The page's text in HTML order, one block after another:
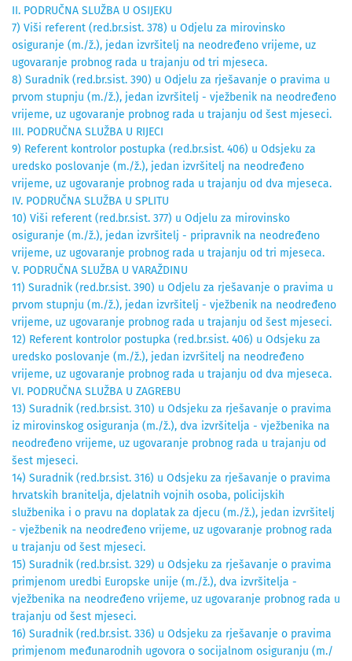
II. PODRUČNA SLUŽBA U OSIJEKU
7) Viši referent (red.br.sist. 378) u Odjelu za mirovinsko
osiguranje (m./ž.), jedan izvršitelj na neodređeno vrijeme, uz
ugovaranje probnog rada u trajanju od tri mjeseca.
8) Suradnik (red.br.sist. 390) u Odjelu za rješavanje o pravima u
prvom stupnju (m./ž.), jedan izvršitelj - vježbenik na neodređeno
vrijeme, uz ugovaranje probnog rada u trajanju od šest mjeseci.
III. PODRUČNA SLUŽBA U RIJECI
9) Referent kontrolor postupka (red.br.sist. 406) u Odsjeku za
uredsko poslovanje (m./ž.), jedan izvršitelj na neodređeno
vrijeme, uz ugovaranje probnog rada u trajanju od dva mjeseca.
IV. PODRUČNA SLUŽBA U SPLITU
10) Viši referent (red.br.sist. 377) u Odjelu za mirovinsko
osiguranje (m./ž.), jedan izvršitelj - pripravnik na neodređeno
vrijeme, uz ugovaranje probnog rada u trajanju od tri mjeseca.
V. PODRUČNA SLUŽBA U VARAŽDINU
11) Suradnik (red.br.sist. 390) u Odjelu za rješavanje o pravima u
prvom stupnju (m./ž.), jedan izvršitelj - vježbenik na neodređeno
vrijeme, uz ugovaranje probnog rada u trajanju od šest mjeseci.
12) Referent kontrolor postupka (red.br.sist. 406) u Odsjeku za
uredsko poslovanje (m./ž.), jedan izvršitelj na neodređeno
vrijeme, uz ugovaranje probnog rada u trajanju od dva mjeseca.
VI. PODRUČNA SLUŽBA U ZAGREBU
13) Suradnik (red.br.sist. 310) u Odsjeku za rješavanje o pravima
iz mirovinskog osiguranja (m./ž.), dva izvršitelja - vježbenika na
neodređeno vrijeme, uz ugovaranje probnog rada u trajanju od
šest mjeseci.
14) Suradnik (red.br.sist. 316) u Odsjeku za rješavanje o pravima
hrvatskih branitelja, djelatnih vojnih osoba, policijskih
službenika i o pravu na doplatak za djecu (m./ž.), jedan izvršitelj
- vježbenik na neodređeno vrijeme, uz ugovaranje probnog rada
u trajanju od šest mjeseci.
15) Suradnik (red.br.sist. 329) u Odsjeku za rješavanje o pravima
primjenom uredbi Europske unije (m./ž.), dva izvršitelja -
vježbenika na neodređeno vrijeme, uz ugovaranje probnog rada u
trajanju od šest mjeseci.
16) Suradnik (red.br.sist. 336) u Odsjeku za rješavanje o pravima
primjenom međunarodnih ugovora o socijalnom osiguranju (m./